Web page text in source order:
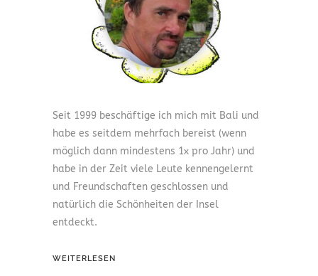
Seit 1999 beschäftige ich mich mit Bali und
habe es seitdem mehrfach bereist (wenn
möglich dann mindestens 1x pro Jahr) und
habe in der Zeit viele Leute kennengelernt
und Freundschaften geschlossen und
natürlich die Schönheiten der Insel
entdeckt.
WEITERLESEN